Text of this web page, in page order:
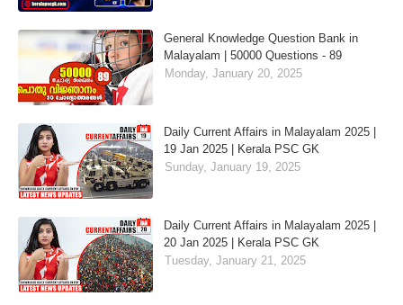
General Knowledge Question Bank in
Malayalam | 50000 Questions - 89
Monday, January 20, 2025
Daily Current Affairs in Malayalam 2025 |
19 Jan 2025 | Kerala PSC GK
Sunday, January 19, 2025
Daily Current Affairs in Malayalam 2025 |
20 Jan 2025 | Kerala PSC GK
Tuesday, January 21, 2025